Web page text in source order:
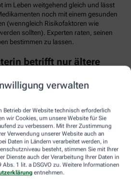
verwalten
Betrieb der Website technisch erforderlich
wir Cookies, um unsere Website für Sie
zu verbessern. Mit Ihrer Zustimmung
Verwendung unserer Website auch an
Daten in Ländern verarbeitet werden, in
besteht, stimmen Sie mit Ihrer
Dienste auch der Verarbeitung Ihrer Daten in
1 lit. a DSGVO zu. Weitere Informationen
entnehmen.
im Leben weitgehend gleich und lässt
noch mit einem gesunden
(wenngleich Risikofaktoren wie
sollten). Experten raten, seinen
bestimmen zu lassen.
betrifft nur ältere
für erhöhte Cholesterinwerte mit
haben jedoch schon von Geburt an
erblich bedingten
sich durch einen Gendefekt
Blut an (über 190 bis 500 mg/dl) und
der Arterien und Venen ab. Betroffene
Erwachsenenalter eine